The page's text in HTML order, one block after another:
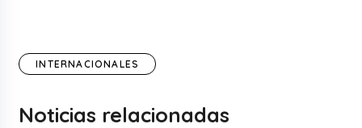
INTERNACIONALES
Noticias relacionadas